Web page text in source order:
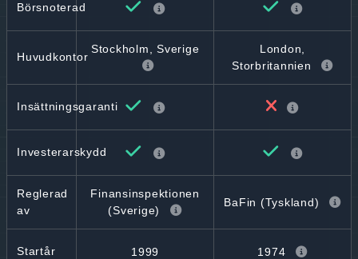
Börsnoterad
Huvudkontor
Stockholm, Sverige
London,
Storbritannien
Insättningsgaranti
Investerarskydd
Reglerad
av
Finansinspektionen
(Sverige)
BaFin (Tyskland)
Startår 1999 1974